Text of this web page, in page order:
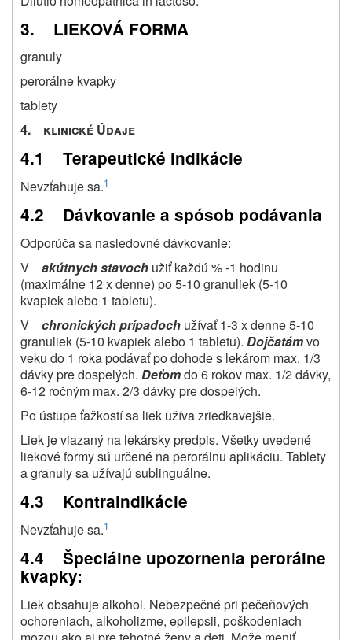
3. LIEKOVÁ FORMA
granuly
perorálne kvapky
tablety
4. klinické Údaje
4.1 Terapeutické indikácie
Nevzťahuje sa.1
4.2 Dávkovanie a spósob podávania
Odporúča sa nasledovné dávkovanie:
V akútnych stavoch užiť každú % -1 hodinu
(maximálne 12 x denne) po 5-10 granuliek (5-10
kvapiek alebo 1 tabletu).
V chronických prípadoch užívať 1-3 x denne 5-10
granuliek (5-10 kvapiek alebo 1 tabletu). Dojčatámvo
veku do 1 roka podávať po dohode s lekárom max. 1/3
dávky pre dospelých. Deťomdo 6 rokov max. 1/2 dávky,
6-12 ročným max. 2/3 dávky pre dospelých.
Po ústupe ťažkostí sa liek užíva zriedkavejšie.
Liek je viazaný na lekársky predpis. Všetky uvedené
liekové formy sú určené na perorálnu aplikáciu. Tablety
a granuly sa užívajú sublinguálne.
4.3 Kontraindikácie
Nevzťahuje sa.1
4.4 Špeciálne upozornenia perorálne
kvapky:
Liek obsahuje alkohol. Nebezpečné pri pečeňových
ochoreniach, alkoholizme, epilepsii, poškodeniach